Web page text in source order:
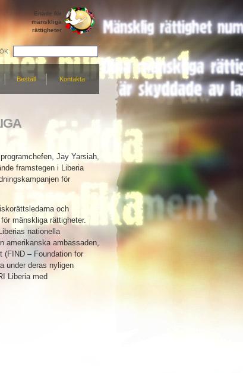
Enade för
mänskliga
rättigheter
Beställ Kontakta
Jay Yarsiah,
framstegen i Liberia
för
och
mänskliga rättigheter.
nationella
amerikanska ambassaden,
(FIND – Foundation for
under deras nyligen
Liberia med